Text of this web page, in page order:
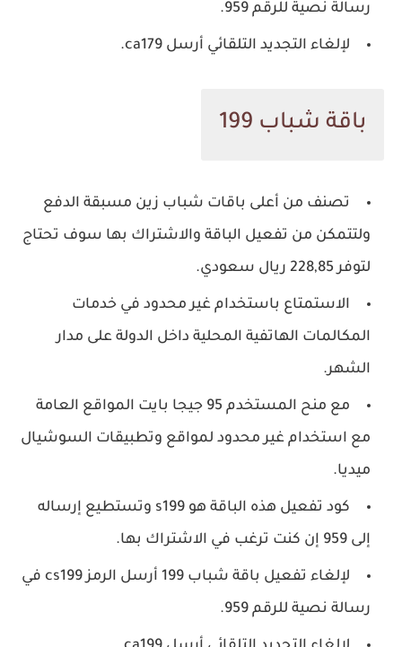
رسالة نصية للرقم 959.
لإلغاء التجديد التلقائي أرسل ca179.
باقة شباب 199
تصنف من أعلى باقات شباب زين مسبقة الدفع
ولتتمكن من تفعيل الباقة والاشتراك بها سوف تحتاج
لتوفر 228,85 ريال سعودي.
الاستمتاع باستخدام غير محدود في خدمات
المكالمات الهاتفية المحلية داخل الدولة على مدار
الشهر.
مع منح المستخدم 95 جيجا بايت المواقع العامة
مع استخدام غير محدود لمواقع وتطبيقات السوشيال
ميديا.
كود تفعيل هذه الباقة هو s199 وتستطيع إرساله
إلى 959 إن كنت ترغب في الاشتراك بها.
لإلغاء تفعيل باقة شباب 199 أرسل الرمز cs199 في
رسالة نصية للرقم 959.